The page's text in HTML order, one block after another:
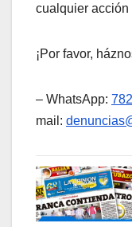
cualquier acción
¡Por favor,
– WhatsApp:
mail: